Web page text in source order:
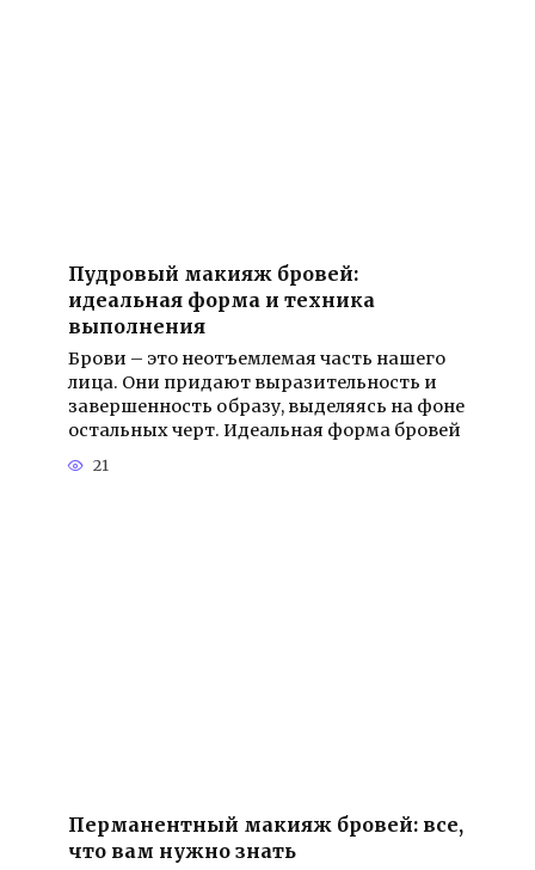
Пудровый макияж бровей:
идеальная форма и техника
выполнения
Брови – это неотъемлемая часть нашего
лица. Они придают выразительность и
завершенность образу, выделяясь на фоне
остальных черт. Идеальная форма бровей
21
Перманентный макияж бровей: все,
что вам нужно знать